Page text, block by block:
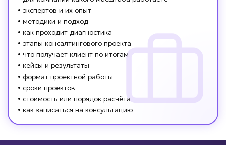
• экспертов и их опыт
• методики и подход
• как проходит диагностика
• этапы консалтингового проекта
• что получает клиент по итогам
• кейсы и результаты
• формат проектной работы
• сроки проектов
• стоимость или порядок расчёта
• как записаться на консультацию